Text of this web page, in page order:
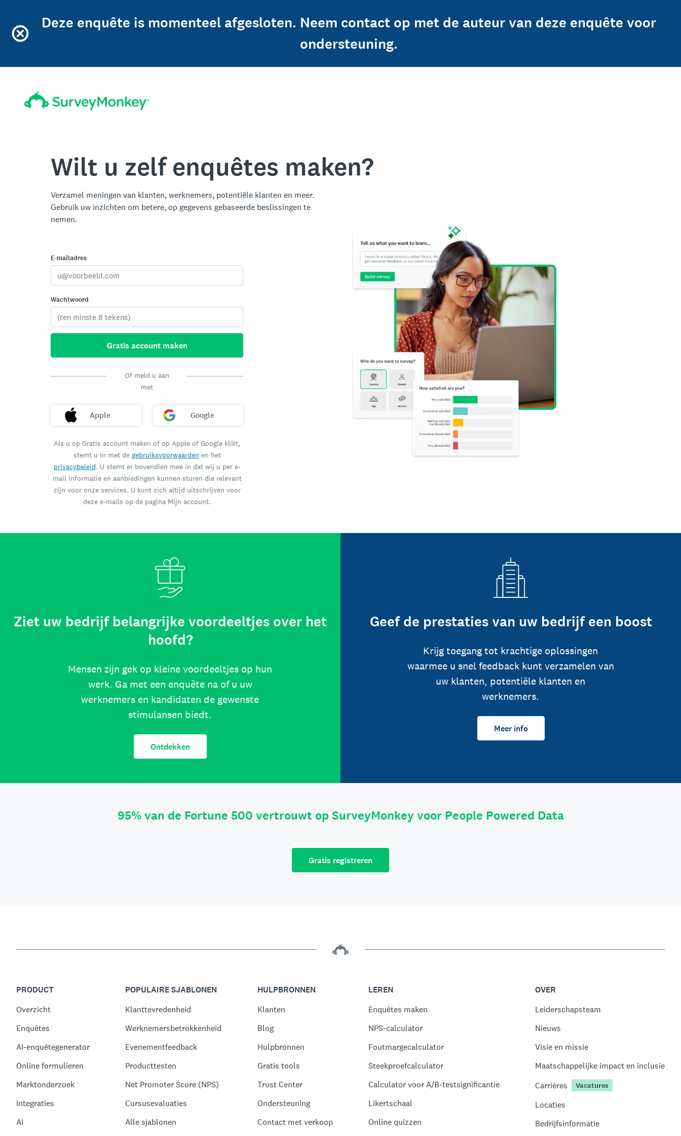
Deze enquête is momenteel afgesloten. Neem contact op met de auteur van deze enquête voor
ondersteuning.
Wilt u zelf enquêtes maken?
Verzamel meningen van klanten, werknemers, potentiële klanten en meer.
Gebruik uw inzichten om betere, op gegevens gebaseerde beslissingen te
nemen.
E-mailadres
Wachtwoord
Gratis account maken
Of meld u aan
met
Apple Google
Als u op Gratis account maken of op Apple of Google klikt,
stemt u in met de gebruiksvoorwaarden en het
privacybeleid. U stemt er bovendien mee in dat wij u per e-
mail informatie en aanbiedingen kunnen sturen die relevant
zijn voor onze services. U kunt zich altijd uitschrijven voor
deze e-mails op de pagina Mijn account.
Ziet uw bedrijf belangrijke voordeeltjes over het
hoofd?
Mensen zijn gek op kleine voordeeltjes op hun
werk. Ga met een enquête na of u uw
werknemers en kandidaten de gewenste
stimulansen biedt.
Ontdekken
Geef de prestaties van uw bedrijf een boost
Krijg toegang tot krachtige oplossingen
waarmee u snel feedback kunt verzamelen van
uw klanten, potentiële klanten en
werknemers.
Meer info
95% van de Fortune 500 vertrouwt op SurveyMonkey voor People Powered Data
Gratis registreren
PRODUCT
Overzicht
Enquêtes
AI-enquêtegenerator
Online formulieren
Marktonderzoek
Integraties
AI
POPULAIRE SJABLONEN
Klanttevredenheid
Werknemersbetrokkenheid
Evenementfeedback
Producttesten
Net Promoter Score (NPS)
Cursusevaluaties
Alle sjablonen
HULPBRONNEN
Klanten
Blog
Hulpbronnen
Gratis tools
Trust Center
Ondersteuning
Contact met verkoop
LEREN
Enquêtes maken
NPS-calculator
Foutmargecalculator
Steekproefcalculator
Calculator voor A/B-testsignificantie
Likertschaal
Online quizzen
OVER
Leiderschapsteam
Nieuws
Visie en missie
Maatschappelijke impact en inclusie
Carrières
Vacatures
Locaties
Bedrijfsinformatie